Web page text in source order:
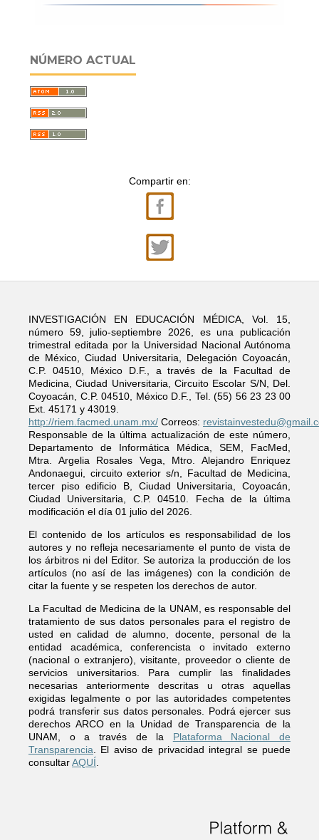
NÚMERO ACTUAL
Compartir en:
INVESTIGACIÓN EN EDUCACIÓN MÉDICA, Vol. 15,
número 59, julio-septiembre 2026, es una publicación
trimestral editada por la Universidad Nacional Autónoma
de México, Ciudad Universitaria, Delegación Coyoacán,
C.P. 04510, México D.F., a través de la Facultad de
Medicina, Ciudad Universitaria, Circuito Escolar S/N, Del.
Coyoacán, C.P. 04510, México D.F., Tel. (55) 56 23 23 00
Ext. 45171 y 43019.
http://riem.facmed.unam.mx/ Correos:
Responsable de la última actualización de este número,
Departamento de Informática Médica, SEM, FacMed,
Mtra. Argelia Rosales Vega, Mtro. Alejandro Enriquez
Andonaegui, circuito exterior s/n, Facultad de Medicina,
tercer piso edificio B, Ciudad Universitaria, Coyoacán,
Ciudad Universitaria, C.P. 04510. Fecha de la última
modificación el día 01 julio del 2026.
El contenido de los artículos es responsabilidad de los
autores y no refleja necesariamente el punto de vista de
los árbitros ni del Editor. Se autoriza la producción de los
artículos (no así de las imágenes) con la condición de
citar la fuente y se respeten los derechos de autor.
La Facultad de Medicina de la UNAM, es responsable del
tratamiento de sus datos personales para el registro de
usted en calidad de alumno, docente, personal de la
entidad académica, conferencista o invitado externo
(nacional o extranjero), visitante, proveedor o cliente de
servicios universitarios. Para cumplir las finalidades
necesarias anteriormente descritas u otras aquellas
exigidas legalmente o por las autoridades competentes
podrá transferir sus datos personales. Podrá ejercer sus
derechos ARCO en la Unidad de Transparencia de la
UNAM, o a través de la Plataforma Nacional de
Transparencia . El aviso de privacidad integral se puede
consultarAQUÍ